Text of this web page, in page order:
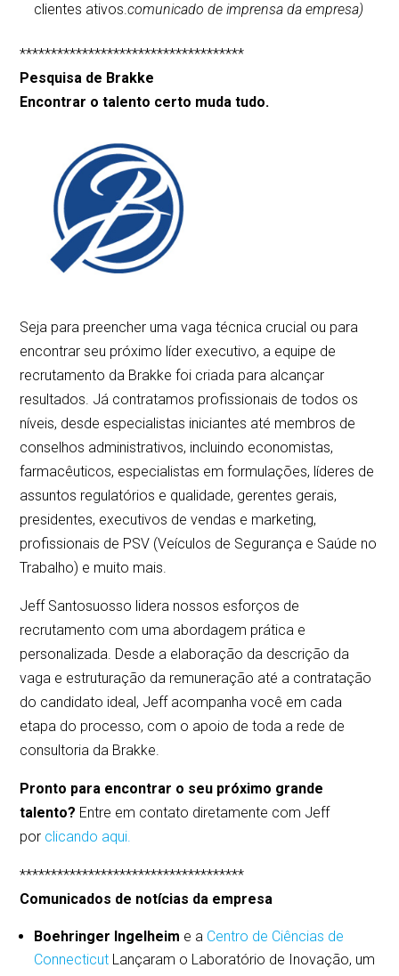
clientes ativos.comunicado de imprensa da empresa)
************************************
Pesquisa de Brakke
Encontrar o talento certo muda tudo.
Seja para preencher uma vaga técnica crucial ou para
encontrar seu próximo líder executivo, a equipe de
recrutamento da Brakke foi criada para alcançar
resultados. Já contratamos profissionais de todos os
níveis, desde especialistas iniciantes até membros de
conselhos administrativos, incluindo economistas,
farmacêuticos, especialistas em formulações, líderes de
assuntos regulatórios e qualidade, gerentes gerais,
presidentes, executivos de vendas e marketing,
profissionais de PSV (Veículos de Segurança e Saúde no
Trabalho) e muito mais.
Jeff Santosuosso lidera nossos esforços de
recrutamento com uma abordagem prática e
personalizada. Desde a elaboração da descrição da
vaga e estruturação da remuneração até a contratação
do candidato ideal, Jeff acompanha você em cada
etapa do processo, com o apoio de toda a rede de
consultoria da Brakke.
Pronto para encontrar o seu próximo grande
talento? Entre em contato diretamente com Jeff
por clicando aqui.
************************************
Comunicados de notícias da empresa
Boehringer Ingelheim e a Centro de Ciências de
Connecticut Lançaram o Laboratório de Inovação, um